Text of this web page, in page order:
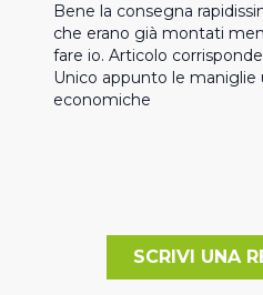
Bene la consegna
che erano già montati
fare io. Articolo
Unico appunto le maniglie
economiche
SCRIVI UNA